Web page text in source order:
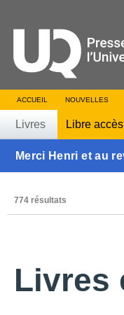
ACCUEIL NOUVELLES
Livres Libre accès
Merci Henri et au
774 résultats
Livres